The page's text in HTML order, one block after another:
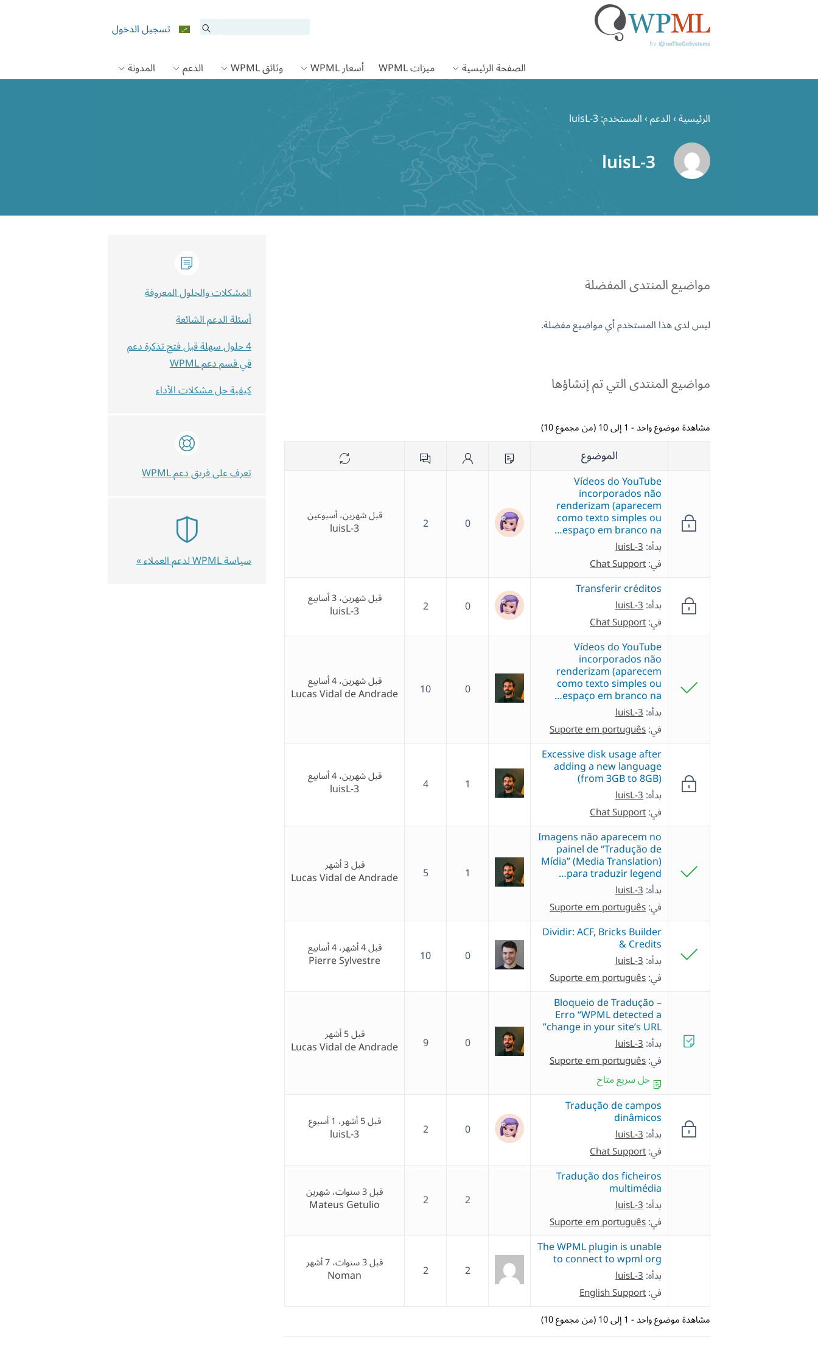
تسجيل الدخول
الصفحة الرئيسية
ميزات WPML أسعار WPML وثائق WPML الدعم المدونة
الرئيسية›الدعم›المستخدم: luisL-3
luisL-3
مواضيع المنتدى المفضلة
ليس لدى هذا المستخدم أي مواضيع مفضلة.
مواضيع المنتدى التي تم إنشاؤها
مشاهدة موضوع واحد - 1 إلى 10 (من مجموع 10)
الموضوع
Vídeos do YouTube
incorporados não
renderizam (aparecem
como texto simples ou
espaço em branco na…
بدأه:luisL-3
في:Chat Support
0
2 قبل شهرين، أسبوعين
luisL-3
Transferir créditos
بدأه:luisL-3
في:Chat Support
0
2 قبل شهرين، 3 أسابيع
luisL-3
Vídeos do YouTube
incorporados não
renderizam (aparecem
como texto simples ou
espaço em branco na…
بدأه:luisL-3
في:Suporte em português
0
10 قبل شهرين، 4 أسابيع
Lucas Vidal de Andrade
Excessive disk usage after
adding a new language
(from 3GB to 8GB)
بدأه:luisL-3
في:Chat Support
1
4 قبل شهرين، 4 أسابيع
luisL-3
Imagens não aparecem no
painel de “Tradução de
Mídia” (Media Translation)
para traduzir legend…
بدأه:luisL-3
في:Suporte em português
1
5 قبل 3 أشهر
Lucas Vidal de Andrade
Dividir: ACF, Bricks Builder
& Credits
بدأه:luisL-3
في:Suporte em português
0
10 قبل 4 أشهر، 4 أسابيع
Pierre Sylvestre
Bloqueio de Tradução –
Erro “WPML detected a
change in your site’s URL”
بدأه:luisL-3
في:Suporte em português
حل سريع متاح
0
9 قبل 5 أشهر
Lucas Vidal de Andrade
Tradução de campos
dinâmicos
بدأه:luisL-3
في:Chat Support
0
2 قبل 5 أشهر، 1 أسبوع
luisL-3
Tradução dos ficheiros
multimédia
بدأه:luisL-3
في:Suporte em português
2
2 قبل 3 سنوات، شهرين
Mateus Getulio
The WPML plugin is unable
to connect to wpml org
بدأه:luisL-3
في:English Support
2
2 قبل 3 سنوات، 7 أشهر
Noman
مشاهدة موضوع واحد - 1 إلى 10 (من مجموع 10)
المشكلات والحلول المعروفة
أسئلة الدعم الشائعة
4 حلول سهلة قبل فتح تذكرة دعم
في قسم دعم WPML
كيفية حل مشكلات الأداء
تعرف على فريق دعم WPML
سياسة WPML لدعم العملاء »